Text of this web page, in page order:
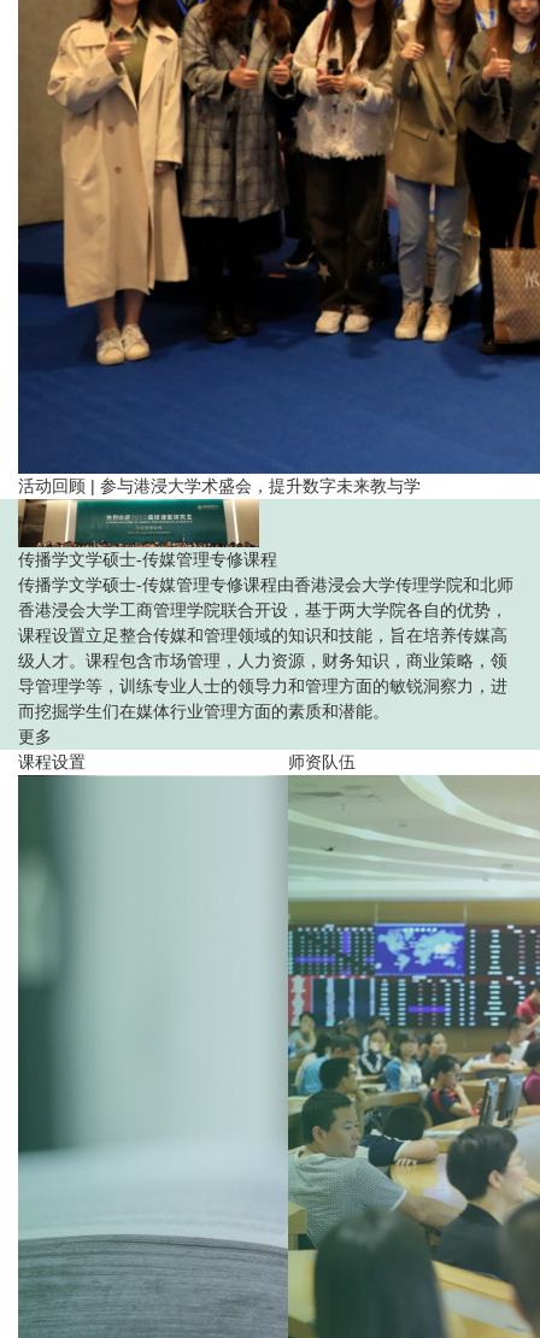
活动回顾 | 参与港浸大学术盛会，提升数字未来教与学
传播学文学硕士-传媒管理专修课程
传播学文学硕士-传媒管理专修课程由香港浸会大学传理学院和北师
香港浸会大学工商管理学院联合开设，基于两大学院各自的优势，
课程设置立足整合传媒和管理领域的知识和技能，旨在培养传媒高
级人才。课程包含市场管理，人力资源，财务知识，商业策略，领
导管理学等，训练专业人士的领导力和管理方面的敏锐洞察力，进
而挖掘学生们在媒体行业管理方面的素质和潜能。
更多
课程设置
师资队伍